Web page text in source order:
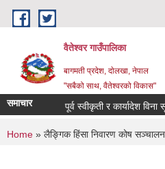
Skip to main content
वैतेश्वर गाउँपालिका
बागमती प्रदेश, दाेलखा, नेपाल
"सबैको साथ, वैतेश्वरको विकास"
समाचार पूर्व स्वीकृती र कार्यादेश विना
You are here
Home » लैङ्गिक हिंसा निवारण कोष सञ्चालन